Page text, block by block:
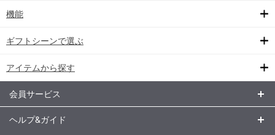
機能
ギフトシーンで選ぶ
アイテムから探す
会員サービス
ヘルプ&ガイド